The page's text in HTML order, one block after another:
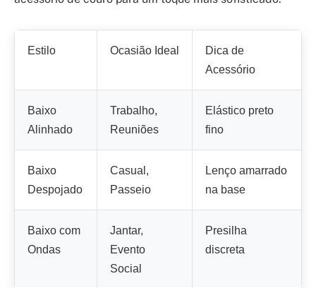
Estilo Ocasião Ideal
Dica de
Acessório
Baixo
Alinhado
Trabalho,
Reuniões
Elástico preto
fino
Baixo
Despojado
Casual,
Passeio
Lenço amarrado
na base
Baixo com
Ondas
Jantar,
Evento
Social
Presilha
discreta